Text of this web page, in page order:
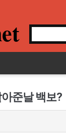
준날 백보?